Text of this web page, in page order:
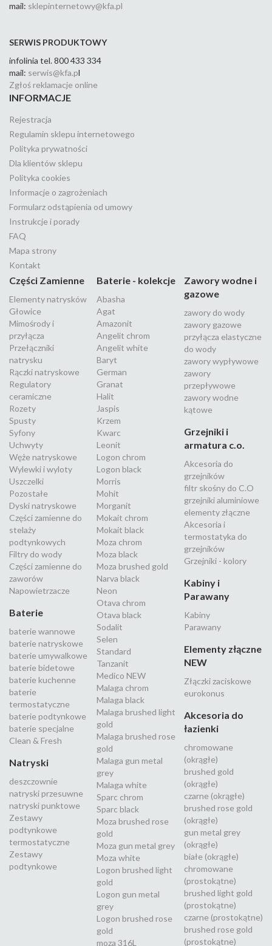
mail: sklepinternetowy@kfa.pl
SERWIS PRODUKTOWY
infolinia tel. 800 433 334
mail: serwis@kfa.pl
Zgłoś reklamacje online
INFORMACJE
Rejestracja
Regulamin sklepu internetowego
Polityka prywatności
Dla klientów sklepu
Polityka cookies
Informacje o zagrożeniach
Formularz odstąpienia od umowy
Instrukcje i porady
FAQ
Mapa strony
Kontakt
Części Zamienne
Elementy natrysków
Głowice
Mimośrody i
przyłącza
Przełączniki
natrysku
Rączki natryskowe
Regulatory
ceramiczne
Rozety
Spusty
Syfony
Uchwyty
Węże natryskowe
Wylewki i wyloty
Uszczelki
Pozostałe
Dyski natryskowe
Części zamienne do
stelaży
podtynkowych
Filtry do wody
Części zamienne do
zaworów
Napowietrzacze
Baterie
baterie wannowe
baterie natryskowe
baterie umywalkowe
baterie bidetowe
baterie kuchenne
baterie
termostatyczne
baterie podtynkowe
baterie specjalne
Clean & Fresh
Natryski
deszczownie
natryski przesuwne
natryski punktowe
Zestawy
podtynkowe
termostatyczne
Zestawy
podtynkowe
Baterie - kolekcje
Abasha
Agat
Amazonit
Angelit chrom
Angelit white
Baryt
German
Granat
Halit
Jaspis
Krzem
Kwarc
Leonit
Logon chrom
Logon black
Morris
Mohit
Morganit
Mokait chrom
Mokait black
Moza chrom
Moza black
Moza brushed gold
Narva black
Neon
Otava chrom
Otava black
Sodalit
Selen
Standard
Tanzanit
Medico NEW
Malaga chrom
Malaga black
Malaga brushed light
gold
Malaga brushed rose
gold
Malaga gun metal
grey
Malaga white
Sparc chrom
Sparc black
Moza brushed rose
gold
Moza gun metal grey
Moza white
Logon brushed light
gold
Logon gun metal
grey
Logon brushed rose
gold
moza 316L
Zawory wodne i
gazowe
zawory do wody
zawory gazowe
przyłącza elastyczne
do wody
zawory wypływowe
zawory
przepływowe
zawory wodne
kątowe
Grzejniki i
armatura c.o.
Akcesoria do
grzejników
filtr skośny do C.O
grzejniki aluminiowe
elementy złączne
Akcesoria i
termostatyka do
grzejników
Grzejniki - kolory
Kabiny i
Parawany
Kabiny
Parawany
Elementy złączne
NEW
Złączki zaciskowe
eurokonus
Akcesoria do
łazienki
chromowane
(okrągłe)
brushed gold
(okrągłe)
czarne (okrągłe)
brushed rose gold
(okrągłe)
gun metal grey
(okrągłe)
białe (okrągłe)
chromowane
(prostokątne)
brushed light gold
(prostokątne)
czarne (prostokątne)
brushed rose gold
(prostokątne)